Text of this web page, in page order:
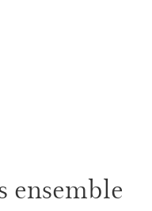
1 item
ensemble